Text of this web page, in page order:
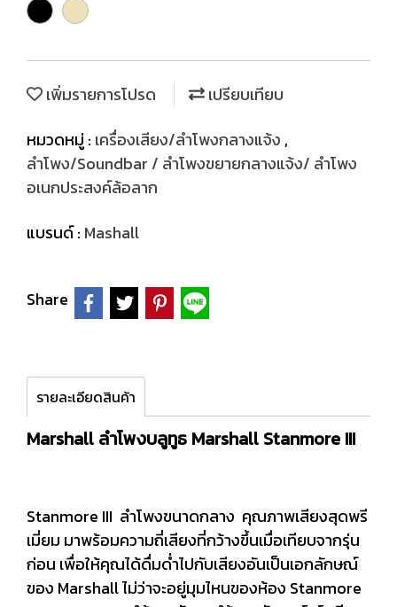
เพิ่มรายการโปรด
เปรียบเทียบ
หมวดหมู่ : เครื่องเสียง/ลำโพงกลางแจ้ง ,
ลำโพง/Soundbar / ลำโพงขยายกลางแจ้ง/ ลำโพง
อเนกประสงค์ล้อลาก
แบรนด์ : Mashall
Share
รายละเอียดสินค้า
Marshall ลำโพงบลูทูธ Marshall Stanmore III
Stanmore III ลำโพงขนาดกลาง คุณภาพเสียงสุดพรี
เมี่ยม มาพร้อมความถี่เสียงที่กว้างขึ้นเมื่อเทียบจากรุ่น
ก่อน เพื่อให้คุณได้ดื่มด่ำไปกับเสียงอันเป็นเอกลักษณ์
ของ Marshall ไม่ว่าจะอยู่มุมไหนของห้อง Stanmore